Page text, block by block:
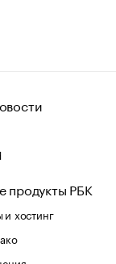
продукты РБК
хостинг